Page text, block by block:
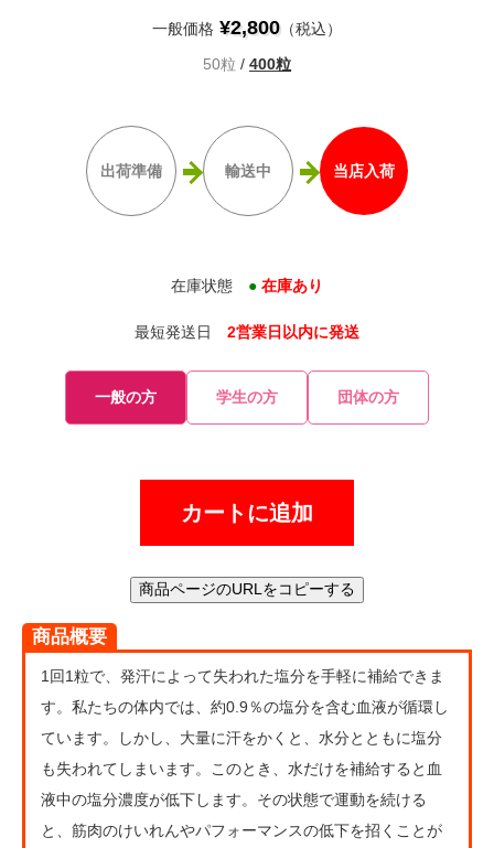
一般価格 ¥2,800（税込）
50粒 / 400粒
出荷準備 輸送中 当店入荷
在庫状態 ● 在庫あり
最短発送日 2営業日以内に発送
一般の方 学生の方 団体の方
カートに追加
商品ページのURLをコピーする
商品概要
1回1粒で、発汗によって失われた塩分を手軽に補給できま
す。私たちの体内では、約0.9％の塩分を含む血液が循環し
ています。しかし、大量に汗をかくと、水分とともに塩分
も失われてしまいます。このとき、水だけを補給すると血
液中の塩分濃度が低下します。その状態で運動を続ける
と、筋肉のけいれんやパフォーマンスの低下を招くことが